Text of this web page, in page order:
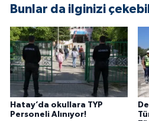
Bunlar da ilginizi
Hatay’da okullara TYP
Personeli Alınıyor!